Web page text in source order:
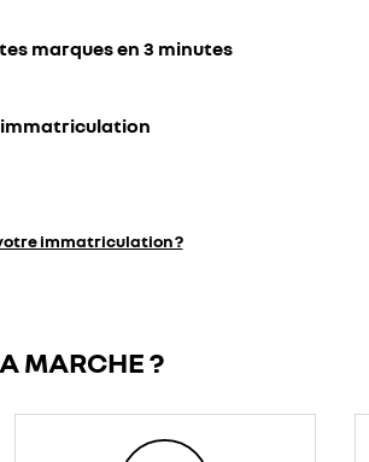
marques en 3 minutes
immatriculation ?
MARCHE ?